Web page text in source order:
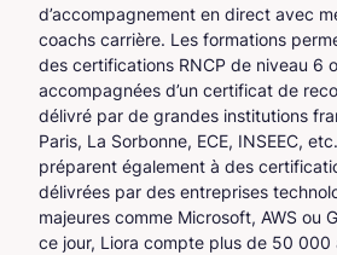
d’accompagnement en direct avec
coachs carrière. Les formations
des certifications RNCP de niveau 6
accompagnées d’un certificat de
délivré par de grandes institutions
Paris, La Sorbonne, ECE, INSEEC,
préparent également à des
délivrées par des entreprises
majeures comme Microsoft, AWS ou
ce jour, Liora compte plus de 50 000